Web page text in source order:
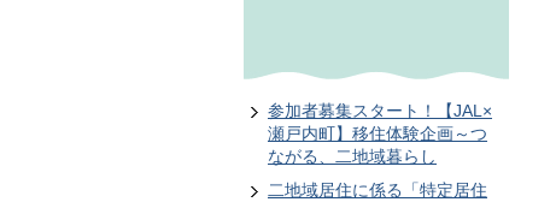
参加者募集スタート！【JAL×
瀬戸内町】移住体験企画～つ
ながる、二地域暮らし
二地域居住に係る「特定居住